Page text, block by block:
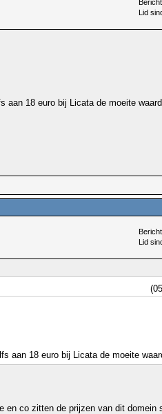
Lid
aan 18 euro bij Licata de moeite
Lid
aan 18 euro bij Licata de moeite
co zitten de prijzen van dit domein